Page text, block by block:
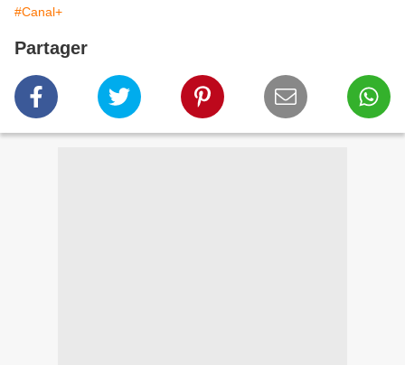
#Canal+
Partager